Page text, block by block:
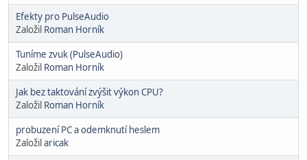
Efekty pro PulseAudio
Založil Roman Horník
Tuníme zvuk (PulseAudio)
Založil Roman Horník
Jak bez taktování zvýšit výkon CPU?
Založil Roman Horník
probuzení PC a odemknutí heslem
Založilaricak